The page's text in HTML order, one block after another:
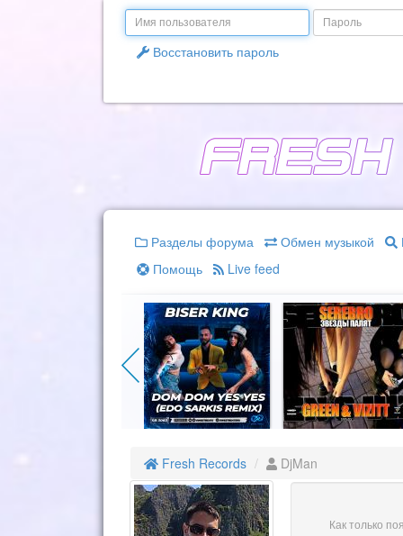
Email
Пароль
Восстановить пароль
Разделы форума Обмен музыкой
Помощь
Live feed
Fresh Records DjMan
Как только